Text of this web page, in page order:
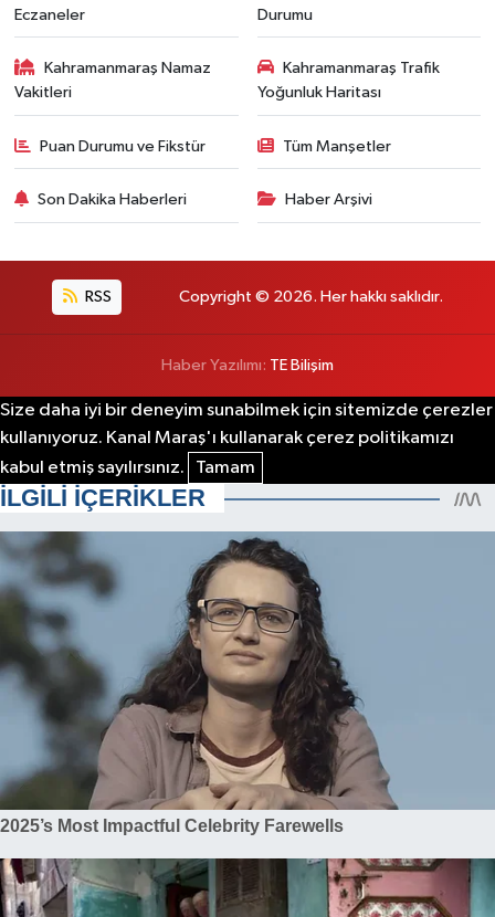
Eczaneler
Durumu
Kahramanmaraş Namaz
Vakitleri
Kahramanmaraş Trafik
Yoğunluk Haritası
Puan Durumu ve Fikstür Tüm Manşetler
Son Dakika Haberleri Haber Arşivi
RSS Copyright © 2026. Her hakkı saklıdır.
Haber Yazılımı: TE Bilişim
Size daha iyi bir deneyim sunabilmek için sitemizde çerezler
kullanıyoruz. Kanal Maraş'ı kullanarak çerez politikamızı
kabul etmiş sayılırsınız.
Tamam